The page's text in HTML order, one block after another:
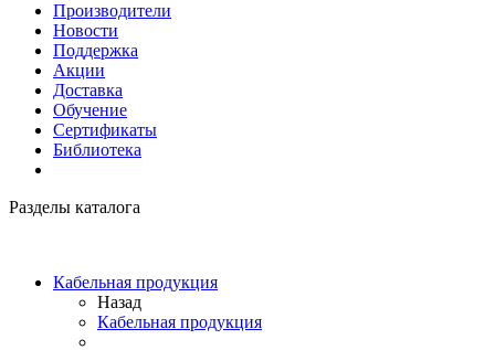
Производители
Новости
Поддержка
Акции
Доставка
Обучение
Сертификаты
Библиотека
Разделы каталога
Кабельная продукция
Назад
Кабельная продукция